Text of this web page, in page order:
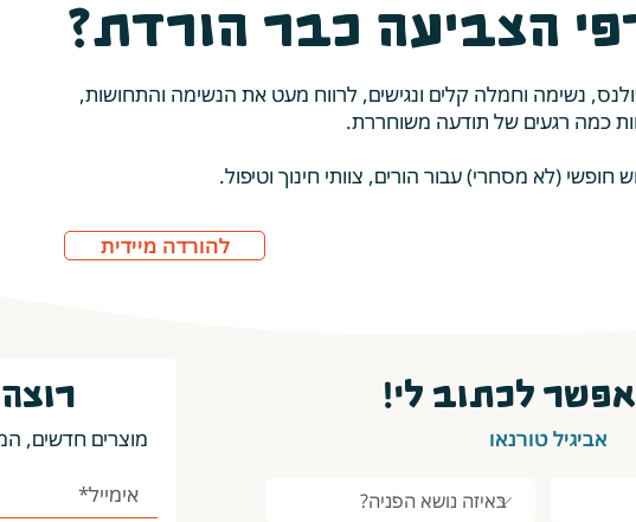
הצביעה כבר הורדת?
נשימה וחמלה קלים ונגישים, לרווח מעט את הנשימה והתחושות,
כמה רגעים של תודעה משוחררת.
חופשי (לא מסחרי) עבור הורים, צוותי חינוך וטיפול.
להורדה מיידית
מוצרים חדשים,
אפשר לכתוב לי!
אביגיל טורנאו